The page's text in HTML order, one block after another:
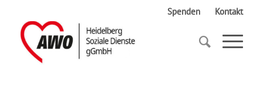
Spenden Kontakt
Startseite Einladung zum Gartencafé